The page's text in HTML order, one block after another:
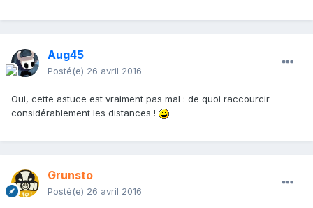
Aug45
Posté(e) 26 avril 2016
Oui, cette astuce est vraiment pas mal : de quoi raccourcir
considérablement les distances !
Grunsto
Posté(e) 26 avril 2016